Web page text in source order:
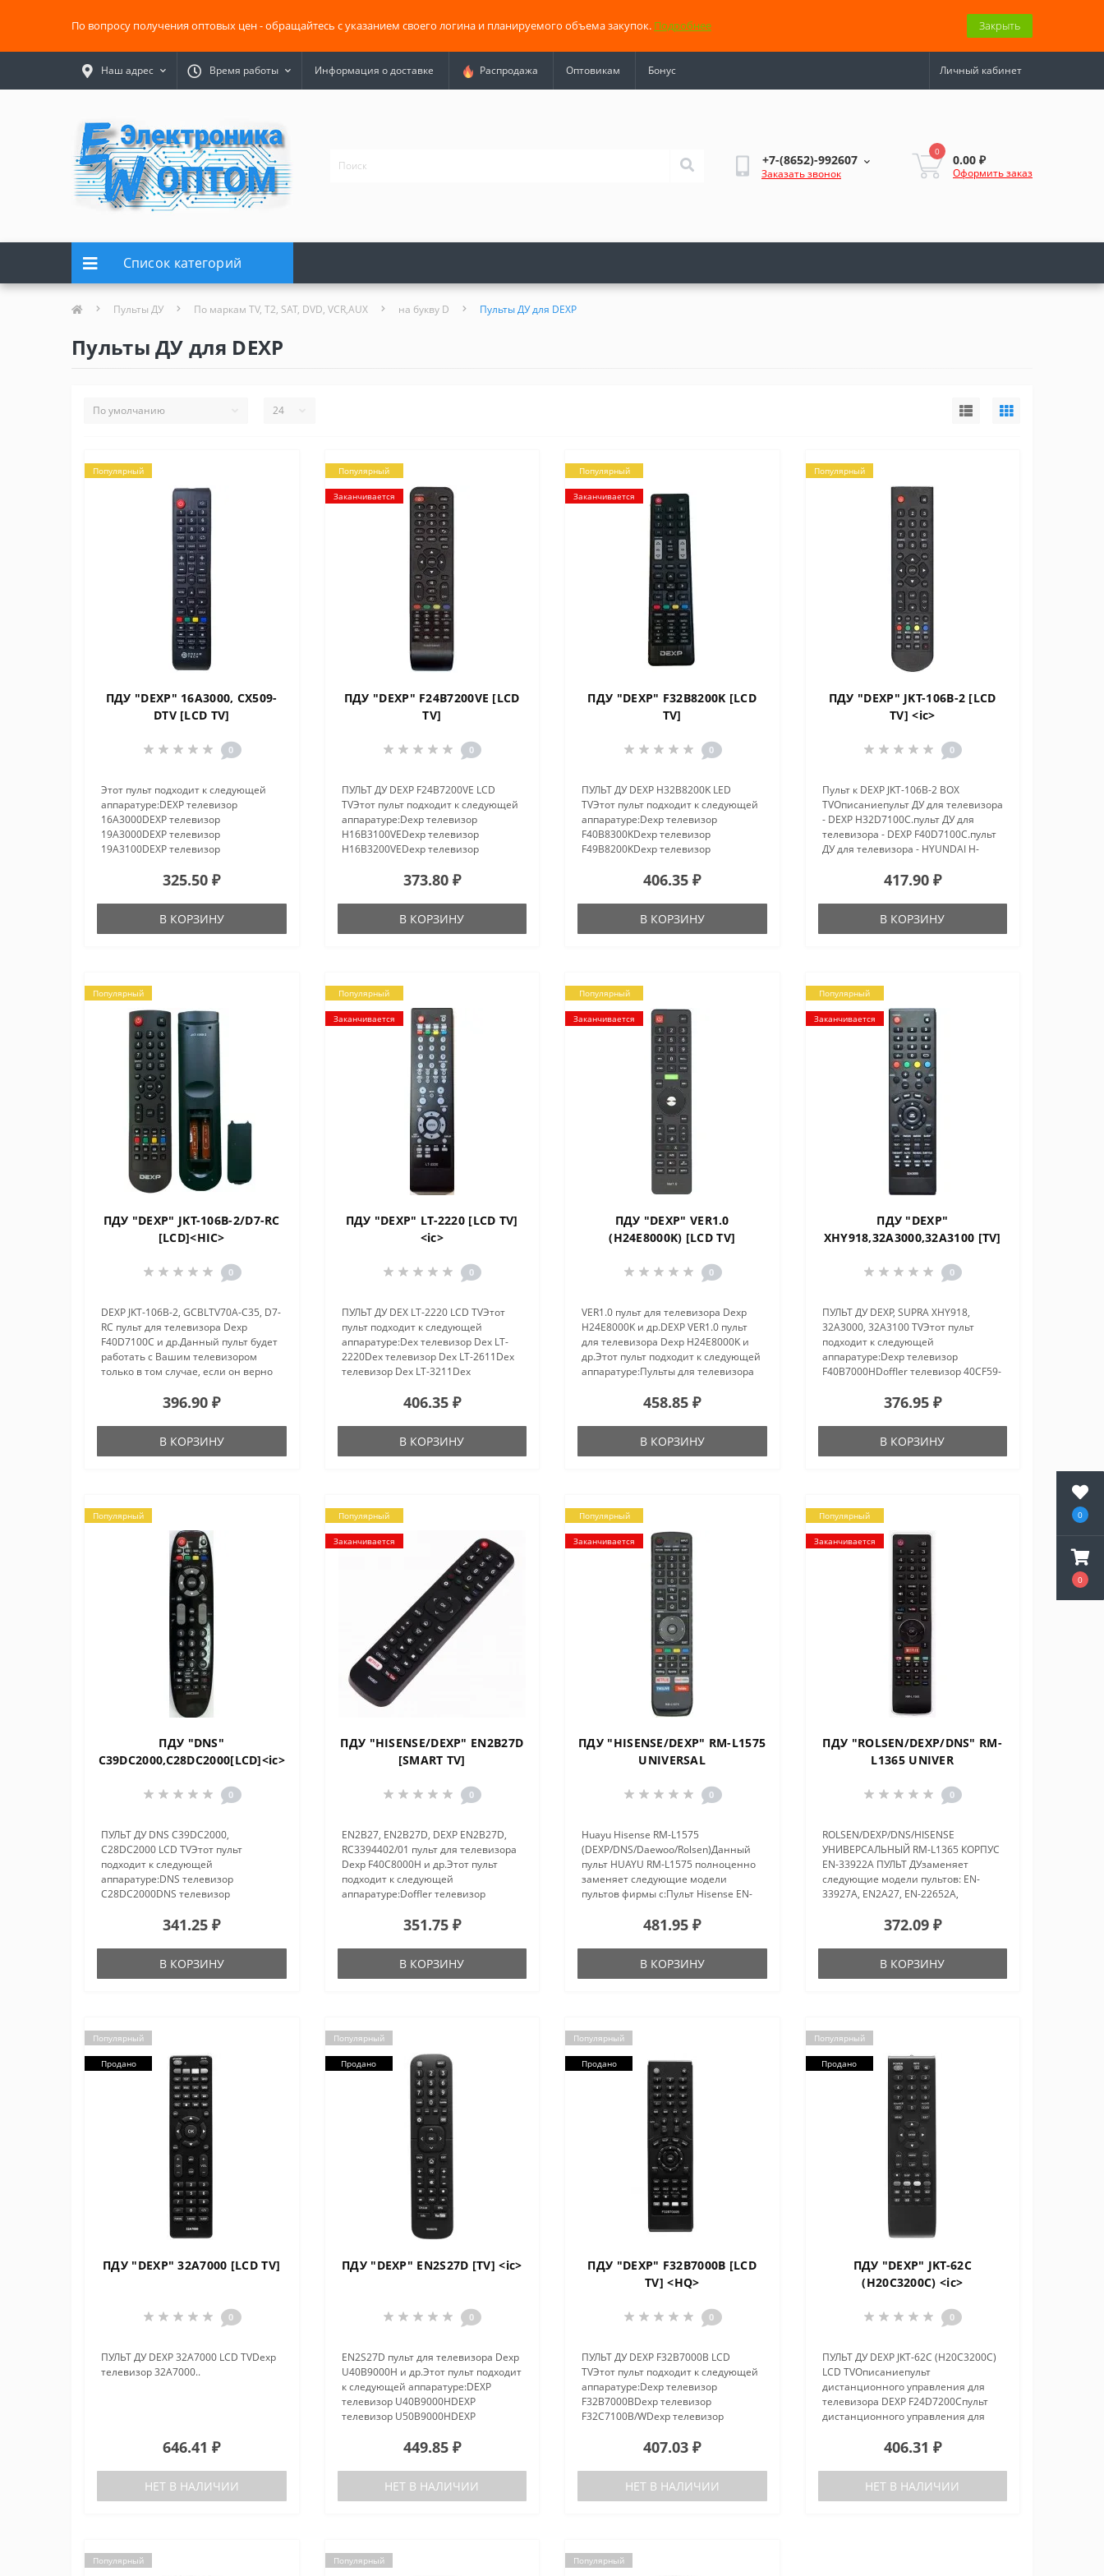
0
0
По вопросу получения оптовых цен - обращайтесь с указанием своего логина и планируемого объема закупок. Подробнее Закрыть
Наш адрес Время работы Информация о доставке Распродажа Оптовикам Бонус Личный кабинет
+7-(8652)-992607
Заказать звонок
0
0.00 ₽
Оформить заказ
Список категорий
Пульты ДУ По маркам TV, T2, SAT, DVD, VCR,AUX на букву D Пульты ДУ для DEXP
Пульты ДУ для DEXP
Популярный
ПДУ "DEXP" 16A3000, CX509-
DTV [LCD TV]
0
Этот пульт подходит к следующей
аппаратуре:DEXP телевизор
16A3000DEXP телевизор
19A3000DEXP телевизор
19A3100DEXP телевизор
22A7100DEXP телевизор
24A7100DEXP телевизор
28A3100DEXP телевизор
29A3000DEXP теле..
325.50 ₽
В КОРЗИНУ
Популярный
Заканчивается
ПДУ "DEXP" F24B7200VE [LCD
TV]
0
ПУЛЬТ ДУ DEXP F24B7200VE LCD
TVЭтот пульт подходит к следующей
аппаратуре:Dexp телевизор
H16B3100VEDexp телевизор
H16B3200VEDexp телевизор
F39B7000VDDexp телевизор
373.80 ₽
В КОРЗИНУ
Популярный
Заканчивается
ПДУ "DEXP" F32B8200K [LCD
TV]
0
ПУЛЬТ ДУ DEXP H32B8200K LED
TVЭтот пульт подходит к следующей
аппаратуре:Dexp телевизор
F40B8300KDexp телевизор
F49B8200KDexp телевизор
406.35 ₽
В КОРЗИНУ
Популярный
ПДУ "DEXP" JKT-106B-2 [LCD
TV] <ic>
0
Пульт к DEXP JKT-106B-2 BOX
TVОписаниепульт ДУ для телевизора
- DEXP H32D7100C.пульт ДУ для
телевизора - DEXP F40D7100C.пульт
ДУ для телевизора - HYUNDAI H-
телевизора - HYUNDAI H-
телевизора - HYUNDA..
417.90 ₽
В КОРЗИНУ
Популярный
ПДУ "DEXP" JKT-106B-2/D7-RC
[LCD]<HIC>
0
DEXP JKT-106B-2, GCBLTV70A-C35, D7-
RC пульт для телевизора Dexp
F40D7100C и др.Данный пульт будет
работать с Вашим телевизором
только в том случае, если он верно
в комплекте с телевизором, должен
396.90 ₽
В КОРЗИНУ
Популярный
Заканчивается
ПДУ "DEXP" LT-2220 [LCD TV]
<ic>
0
ПУЛЬТ ДУ DEX LT-2220 LCD TVЭтот
пульт подходит к следующей
аппаратуре:Dex телевизор Dex LT-
2220Dex телевизор Dex LT-2611Dex
телевизор Dex LT-3211Dex
406.35 ₽
В КОРЗИНУ
Популярный
Заканчивается
ПДУ "DEXP" VER1.0
(H24E8000K) [LCD TV]
0
VER1.0 пульт для телевизора Dexp
H24E8000K и др.DEXP VER1.0 пульт
для телевизора Dexp H24E8000K и
др.Этот пульт подходит к следующей
аппаратуре:Пульты для телевизора
телевизора DEXP H24E8000KПульты
458.85 ₽
В КОРЗИНУ
Популярный
Заканчивается
ПДУ "DEXP"
XHY918,32A3000,32A3100 [TV]
0
ПУЛЬТ ДУ DEXP, SUPRA XHY918,
32A3000, 32A3100 TVЭтот пульт
подходит к следующей
аппаратуре:Dexp телевизор
F40B7000HDoffler телевизор 40CF59-
T2Hisense телевизор
LHD32D50TSHisense телевизор LTD-
376.95 ₽
В КОРЗИНУ
Популярный
ПДУ "DNS"
C39DC2000,C28DC2000[LCD]<ic>
0
ПУЛЬТ ДУ DNS C39DC2000,
C28DC2000 LCD TVЭтот пульт
подходит к следующей
аппаратуре:DNS телевизор
C28DC2000DNS телевизор
C46DC2000DEXP телевизор
40A7000DEXP телевизор 50A7000..
341.25 ₽
В КОРЗИНУ
Популярный
Заканчивается
ПДУ "HISENSE/DEXP" EN2B27D
[SMART TV]
0
EN2B27, EN2B27D, DEXP EN2B27D,
RC3394402/01 пульт для телевизора
Dexp F40C8000H и др.Этот пульт
подходит к следующей
аппаратуре:Doffler телевизор
40CFS71Doffler телевизор
49CFS71DEXP телевизор F40C800..
351.75 ₽
В КОРЗИНУ
Популярный
Заканчивается
ПДУ "HISENSE/DEXP" RM-L1575
UNIVERSAL
0
Huayu Hisense RM-L1575
(DEXP/DNS/Daewoo/Rolsen)Данный
пульт HUAYU RM-L1575 полноценно
заменяет следующие модели
пультов фирмы с:Пульт Hisense EN-
22652A (код 002)Пульт Hisense EN-
31906D..
481.95 ₽
В КОРЗИНУ
Популярный
Заканчивается
ПДУ "ROLSEN/DEXP/DNS" RM-
L1365 UNIVER
0
ROLSEN/DEXP/DNS/HISENSE
УНИВЕРСАЛЬНЫЙ RM-L1365 КОРПУС
EN-33922A ПУЛЬТ ДУзаменяет
следующие модели пультов: EN-
33927A, EN2A27, EN-22652A,
21662B, EN-31603B, ER-31607R, ER-
372.09 ₽
В КОРЗИНУ
Популярный
Продано
ПДУ "DEXP" 32A7000 [LCD TV]
0
ПУЛЬТ ДУ DEXP 32A7000 LCD TVDexp
телевизор 32A7000..
646.41 ₽
НЕТ В НАЛИЧИИ
Популярный
Продано
ПДУ "DEXP" EN2S27D [TV] <ic>
0
EN2S27D пульт для телевизора Dexp
U40B9000H и др.Этот пульт подходит
к следующей аппаратуре:DEXP
телевизор U40B9000HDEXP
телевизор U50B9000HDEXP
449.85 ₽
НЕТ В НАЛИЧИИ
Популярный
Продано
ПДУ "DEXP" F32B7000B [LCD
TV] <HQ>
0
ПУЛЬТ ДУ DEXP F32B7000B LCD
TVЭтот пульт подходит к следующей
аппаратуре:Dexp телевизор
F32B7000BDexp телевизор
F32C7100B/WDexp телевизор
407.03 ₽
НЕТ В НАЛИЧИИ
Популярный
Продано
ПДУ "DEXP" JKT-62C
(H20C3200C) <ic>
0
ПУЛЬТ ДУ DEXP JKT-62C (H20C3200C)
LCD TVОписаниепульт
дистанционного управления для
телевизора DEXP F24D7200Cпульт
дистанционного управления для
дистанционного управления для
дистанционног..
406.31 ₽
НЕТ В НАЛИЧИИ
Популярный Популярный Популярный